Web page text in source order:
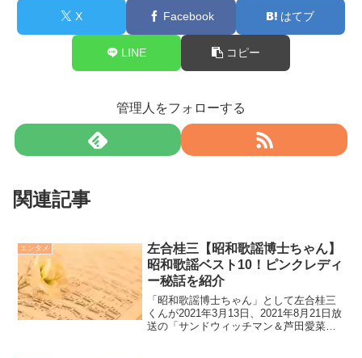
X Facebook はてブ
LINE コピー
管理人をフォローする
関連記事
エンタメ
左合桂三【昭和歌謡博士ちゃん】
昭和歌謡ベスト10！ピンクレディ
ー秘話を紹介
「昭和歌謡博士ちゃん」として左合桂三
くんが2021年3月13日、2021年8月21日放
送の「サンドウィッチマン＆芦田愛菜の